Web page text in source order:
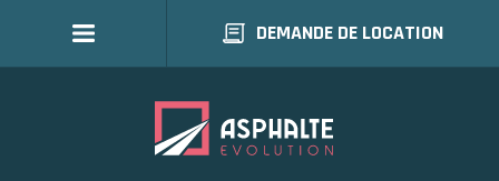
DEMANDE DE LOCATION